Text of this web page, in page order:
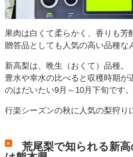
果肉は白くて柔らかく、香りも芳
贈答品としても人気の高い品種な
新高梨は、晩生（おくて）品種。
豊水や幸水の比べると収穫時期が
のはだいたい9月～10月下旬です。
行楽シーズンの秋に人気の梨狩り
荒尾梨で知られる新